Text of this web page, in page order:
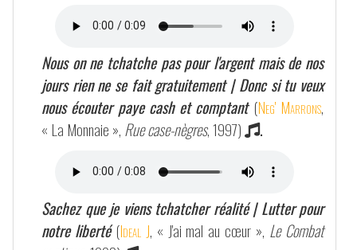
Nous on ne tchatche pas pour l'argent mais de nos
jours rien ne se fait gratuitement | Donc si tu veux
nous écouter paye cash et comptant (Neg' Marrons,
« La Monnaie », Rue case-nègres, 1997) .
Sachez que je viens tchatcher réalité | Lutter pour
notre liberté (Ideal J, « J'ai mal au cœur », Le Combat